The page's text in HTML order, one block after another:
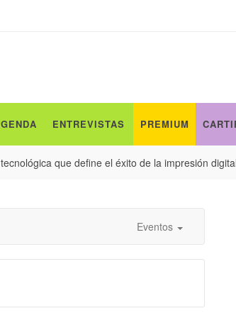
ENTREVISTAS PREMIUM
el éxito de la impresión digital...
Eventos